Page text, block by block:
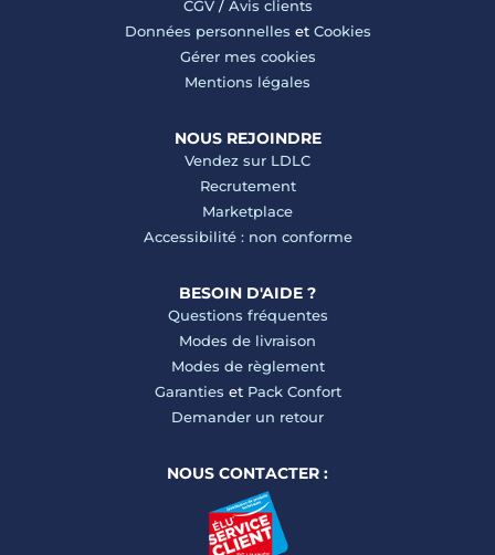
CGV/ Avis clients
Données personnelles et Cookies
Gérer mes cookies
Mentions légales
NOUS REJOINDRE
Vendez sur LDLC
Recrutement
Marketplace
Accessibilité : non conforme
BESOIN D'AIDE ?
Questions fréquentes
Modes de livraison
Modes de règlement
Garanties et Pack Confort
Demander un retour
NOUS CONTACTER :